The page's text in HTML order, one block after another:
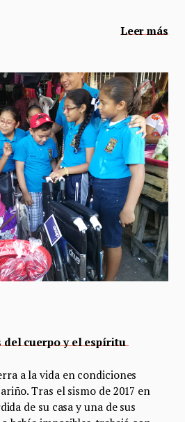
Leer más
cuerpo y el espíritu
a la vida en condiciones
Tras el sismo de 2017 en
de su casa y una de sus